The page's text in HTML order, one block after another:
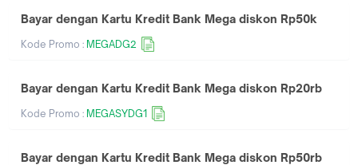
Bayar dengan Kartu Kredit Bank Mega diskon Rp50k
Kode Promo : MEGADG2
Bayar dengan Kartu Kredit Bank Mega diskon Rp20rb
Kode Promo : MEGASYDG1
Bayar dengan Kartu Kredit Bank Mega diskon Rp50rb